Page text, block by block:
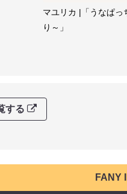
マユリカ |「うなぱっ
り～」
する
FANY